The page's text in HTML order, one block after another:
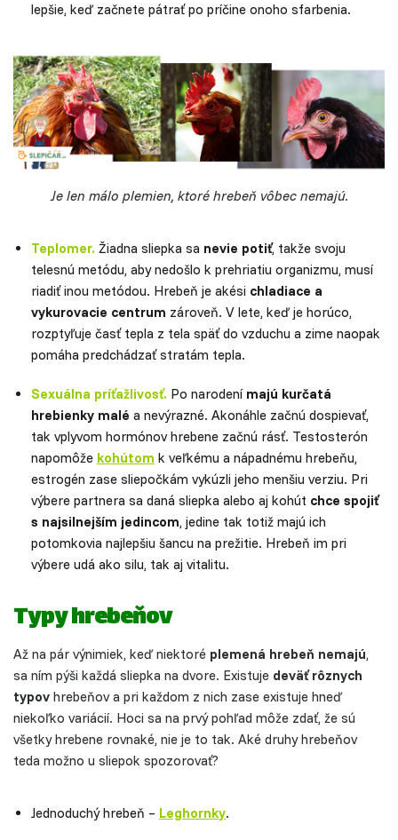
lepšie, keď začnete pátrať po príčine onoho sfarbenia.
Je len málo plemien, ktoré hrebeň vôbec nemajú.
Teplomer. Žiadna sliepka sa nevie potiť, takže svoju
telesnú metódu, aby nedošlo k prehriatiu organizmu, musí
riadiť inou metódou. Hrebeň je akési chladiace a
vykurovacie centrum zároveň. V lete, keď je horúco,
rozptyľuje časť tepla z tela späť do vzduchu a zime naopak
pomáha predchádzať stratám tepla.
Sexuálna príťažlivosť. Po narodení majú kurčatá
hrebienky malé a nevýrazné. Akonáhle začnú dospievať,
tak vplyvom hormónov hrebene začnú rásť. Testosterón
napomôže kohútom k veľkému a nápadnému hrebeňu,
estrogén zase sliepočkám vykúzli jeho menšiu verziu. Pri
výbere partnera sa daná sliepka alebo aj kohút chce spojiť
s najsilnejším jedincom, jedine tak totiž majú ich
potomkovia najlepšiu šancu na prežitie. Hrebeň im pri
výbere udá ako silu, tak aj vitalitu.
Typy hrebeňov
Až na pár výnimiek, keď niektoré plemená hrebeň nemajú,
sa ním pýši každá sliepka na dvore. Existuje deväť rôznych
typov hrebeňov a pri každom z nich zase existuje hneď
niekoľko variácií. Hoci sa na prvý pohľad môže zdať, že sú
všetky hrebene rovnaké, nie je to tak. Aké druhy hrebeňov
teda možno u sliepok spozorovať?
Jednoduchý hrebeň – Leghornky.